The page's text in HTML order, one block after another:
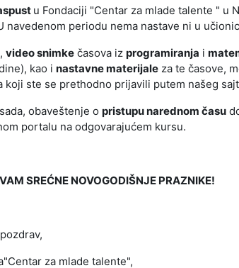
u Fondaciji "Centar za mlade talente " u
navedenom periodu nema nastave ni u
video snimkečasova iz programiranja i
kao i nastavne materijaleza te časove,
koji ste se prethodno prijavili putem našeg
obaveštenje o pristupu narednom času
portalu na odgovarajućem kursu.
SREĆNE NOVOGODIŠNJE PRAZNIKE!
za mlade talente",